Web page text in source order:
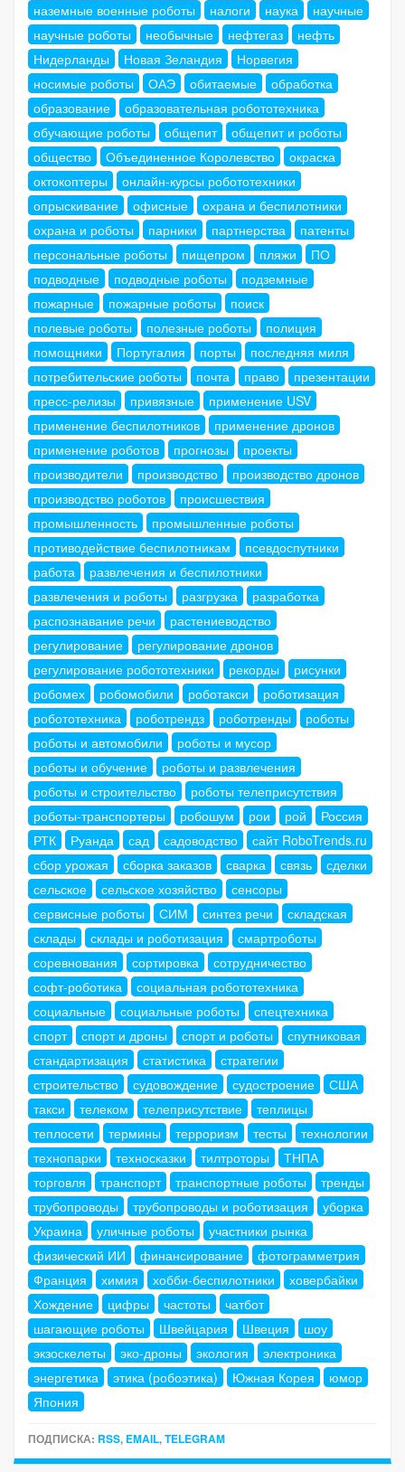
наземные военные роботы
налоги наука
научные
научные роботы
необычные нефтегаз
нефть
Нидерланды
Новая Зеландия
Норвегия
носимые роботы
ОАЭ обитаемые
обработка
образование
образовательная робототехника
обучающие роботы
общепит
общепит и роботы
общество
Объединенное Королевство
окраска
октокоптеры
онлайн-курсы робототехники
опрыскивание
офисные
охрана и беспилотники
охрана и роботы
парники партнерства
патенты
персональные роботы
пищепром пляжи
ПО
подводные
подводные роботы
подземные
пожарные
пожарные роботы
поиск
полевые роботы
полезные роботы
полиция
помощники
Португалия порты
последняя миля
потребительские роботы
почта право
презентации
пресс-релизы
привязные
применение USV
применение беспилотников
применение дронов
применение роботов
прогнозы
проекты
производители
производство
производство дронов
производство роботов
происшествия
промышленность
промышленные роботы
противодействие беспилотникам
псевдоспутники
работа
развлечения и беспилотники
развлечения и роботы
разгрузка
разработка
распознавание речи
растениеводство
регулирование
регулирование дронов
регулирование робототехники
рекорды
рисунки
робомех
робомобили роботакси
роботизация
робототехника
роботрендз роботренды
роботы
роботы и автомобили
роботы и мусор
роботы и обучение
роботы и развлечения
роботы и строительство
роботы телеприсутствия
роботы-транспортеры
робошум рои рой
Россия
РТК
Руанда сад садоводство
сайт RoboTrends.ru
сбор урожая
сборка заказов сварка связь
сделки
сельское
сельское хозяйство
сенсоры
сервисные роботы
СИМ синтез речи
складская
склады
склады и роботизация
смартроботы
соревнования
сортировка
сотрудничество
софт-роботика
социальная робототехника
социальные
социальные роботы
спецтехника
спорт
спорт и дроны спорт и роботы
спутниковая
стандартизация
статистика
стратегии
строительство
судовождение судостроение
США
такси
телеком телеприсутствие
теплицы
теплосети
термины терроризм тесты
технологии
технопарки
техносказки тилтроторы
ТНПА
торговля
транспорт транспортные роботы
тренды
трубопроводы
трубопроводы и роботизация
уборка
Украина
уличные роботы
участники рынка
физический ИИ
финансирование
фотограмметрия
Франция
химия хобби-беспилотники
ховербайки
Хождение
цифры частоты
чатбот
шагающие роботы
Швейцария Швеция
шоу
экзоскелеты
эко-дроны экология
электроника
энергетика
этика (робоэтика) Южная Корея
юмор
Япония
ПОДПИСКА: RSS, EMAIL,TELEGRAM